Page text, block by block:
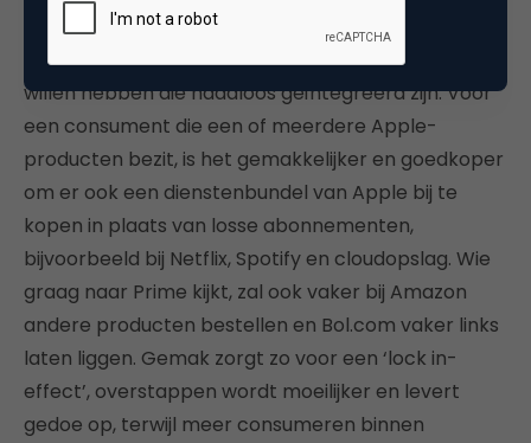
er nieuwe toepassingen en diensten op te
ontwikkelen, voor klanten, die veel mogelijkheden
willen hebben die naadloos geïntegreerd zijn. Voor
een consument die een of meerdere Apple-
producten bezit, is het gemakkelijker en goedkoper
om er ook een dienstenbundel van Apple bij te
kopen in plaats van losse abonnementen,
bijvoorbeeld bij Netflix, Spotify en cloudopslag. Wie
graag naar Prime kijkt, zal ook vaker bij Amazon
andere producten bestellen en Bol.com vaker links
laten liggen. Gemak zorgt zo voor een ‘lock in-
effect’, overstappen wordt moeilijker en levert
gedoe op, terwijl meer consumeren binnen